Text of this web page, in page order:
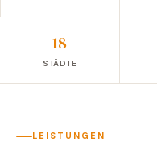
18
STÄDTE
LEISTUNGEN